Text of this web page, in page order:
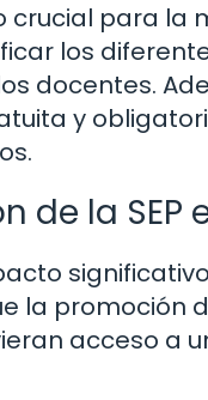
crucial para
los
docentes.
y
de la
la promoción
acceso a